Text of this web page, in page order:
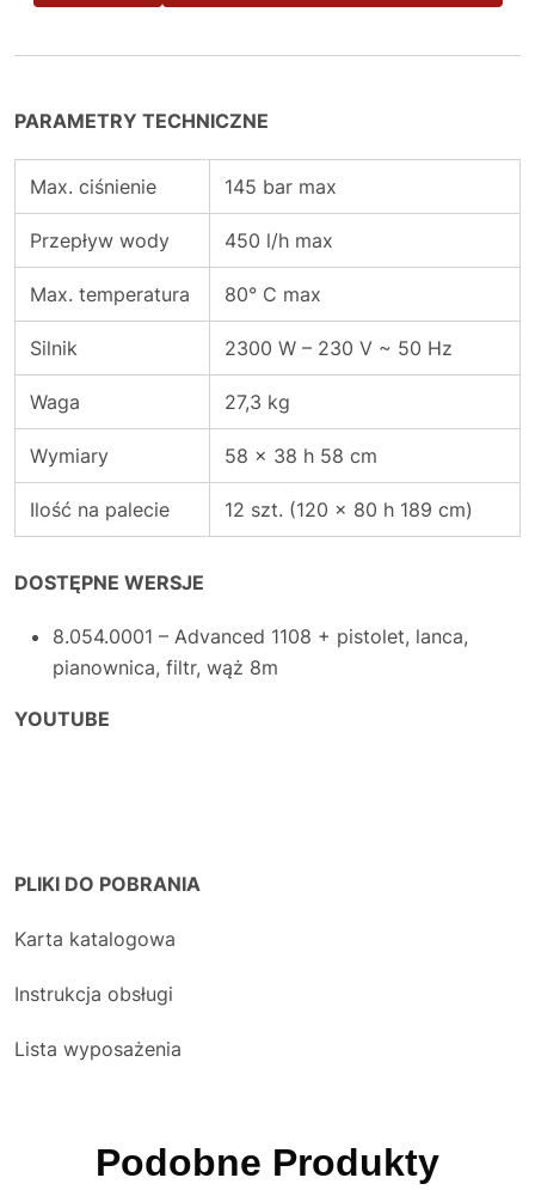
PARAMETRY TECHNICZNE
Max. ciśnienie 145 bar max
Przepływ wody 450 l/h max
Max. temperatura 80° C max
Silnik 2300 W – 230 V ~ 50 Hz
Waga 27,3 kg
Wymiary 58 x 38 h 58 cm
Ilość na palecie 12 szt. (120 x 80 h 189 cm)
DOSTĘPNE WERSJE
8.054.0001 – Advanced 1108 + pistolet, lanca,
pianownica, filtr, wąż 8m
YOUTUBE
PLIKI DO POBRANIA
Karta katalogowa
Instrukcja obsługi
Lista wyposażenia
Podobne Produkty